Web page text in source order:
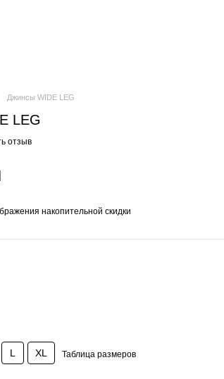
Джинсы WIDE LEG
LEG
отзыв
накопительной скидки
L XL Таблица размеров